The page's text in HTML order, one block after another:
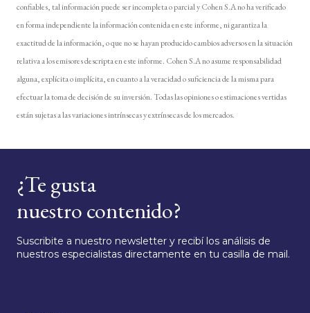
confiables, tal información puede ser incompleta o parcial y Cohen S.A no ha verificado
en forma independiente la información contenida en este informe, ni garantiza la
exactitud de la información, o que no se hayan producido cambios adversos en la situación
relativa a los emisores descripta en este informe. Cohen S.A no asume responsabilidad
alguna, explícita o implícita, en cuanto a la veracidad o suficiencia de la misma para
efectuar la toma de decisión de su inversión. Todas las opiniones o estimaciones vertidas
están sujetas a las variaciones intrínsecas y extrínsecas de los mercados.
¿Te gusta
nuestro contenido?
Suscribite a nuestro newsletter y recibí los análisis de
nuestros especialistas directamente en tu casilla de mail.